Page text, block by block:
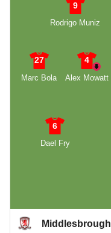
9
Rodrigo Muniz
27
Marc Bola
4
Alex Mowatt
6
Dael Fry
Middlesbrough